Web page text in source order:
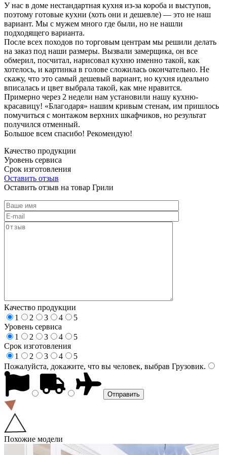
У нас в доме нестандартная кухня из-за короба и выступов,
поэтому готовые кухни (хоть они и дешевле) — это не наш
вариант. Мы с мужем много где были, но не нашли
подходящего варианта.
После всех походов по торговым центрам мы решили делать
на заказ под наши размеры. Вызвали замерщика, он все
обмерил, посчитал, нарисовал кухню именно такой, как
хотелось, и картинка в голове сложилась окончательно. Не
скажу, что это самый дешевый вариант, но кухня идеально
вписалась и цвет выбрала такой, как мне нравится.
Примерно через 2 недели нам установили нашу кухню-
красавицу! «Благодаря» нашим кривым стенам, им пришлось
помучиться с монтажом верхних шкафчиков, но результат
получился отменный.
Большое всем спасибо! Рекомендую!
Качество продукции
Уровень сервиса
Срок изготовления
Оставить отзыв
Оставить отзыв на товар Грили
Качество продукции
1
2 3 4
5
Уровень сервиса
1
2 3 4
5
Срок изготовления
1
2 3 4
5
Пожалуйста, докажите, что вы человек, выбрав Грузовик.
Похожие модели